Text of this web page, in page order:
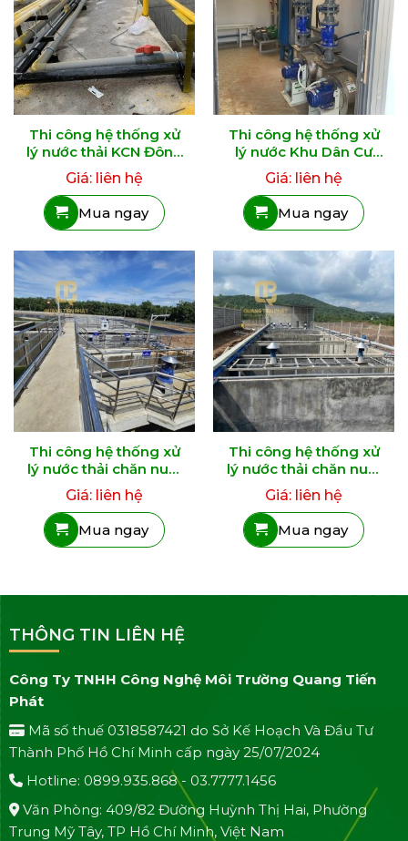
Thi công hệ thống xử
lý nước thải KCN Đông
Hà
Giá: liên hệ
Mua ngay
Thi công hệ thống xử
lý nước Khu Dân Cư
Thiên Lộc
Giá: liên hệ
Mua ngay
Thi công hệ thống xử
lý nước thải chăn nuôi
Heo Xuân Mỹ
Giá: liên hệ
Mua ngay
Thi công hệ thống xử
lý nước thải chăn nuôi
DMC
Giá: liên hệ
Mua ngay
THÔNG TIN LIÊN HỆ
Công Ty TNHH Công Nghệ Môi Trường Quang Tiến
Phát
Mã số thuế 0318587421 do Sở Kế Hoạch Và Đầu Tư
Thành Phố Hồ Chí Minh cấp ngày 25/07/2024
Hotline: 0899.935.868 - 03.7777.1456
Văn Phòng: 409/82 Đường Huỳnh Thị Hai, Phường
Trung Mỹ Tây, TP Hồ Chí Minh, Việt Nam